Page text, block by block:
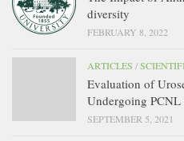
diversity
FEBRUARY 8, 2022
ARTICLES /
Evaluation of
Undergoing PCNL
SEPTEMBER 5, 2021